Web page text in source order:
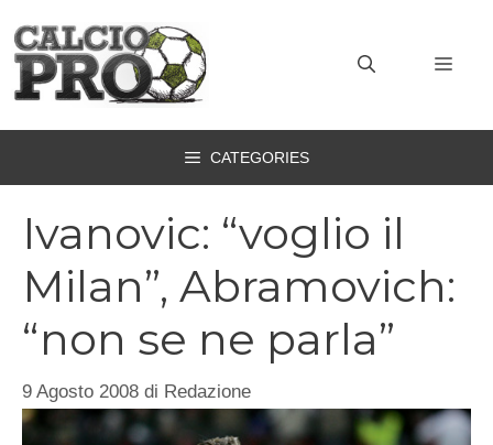
contenuto
CATEGORIES
Ivanovic: “voglio il
Milan”, Abramovich:
“non se ne parla”
9 Agosto 2008 di Redazione